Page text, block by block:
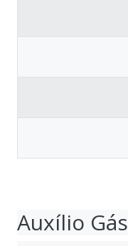
Auxílio Gás